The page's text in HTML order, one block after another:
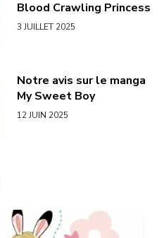
Blood Crawling Princess
3 JUILLET 2025
Notre avis sur le manga
My Sweet Boy
12 JUIN 2025